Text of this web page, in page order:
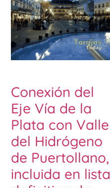
Conexión del
Eje Vía de la
Plata con Valle
del Hidrógeno
de Puertollano,
incluida en lista